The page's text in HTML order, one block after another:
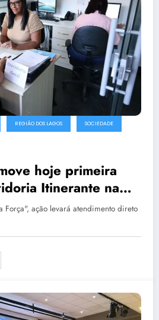
REGIÃO DOS LAGOS SOCIEDADE
hoje primeira
Itinerante na
Força", ação levará atendimento direto